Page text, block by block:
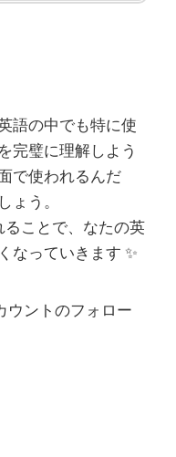
語の中でも特に使
完璧に理解しよう
で使われるんだ
ょう。
ことで、なたの英
なっていきます ✨
ウントのフォロー